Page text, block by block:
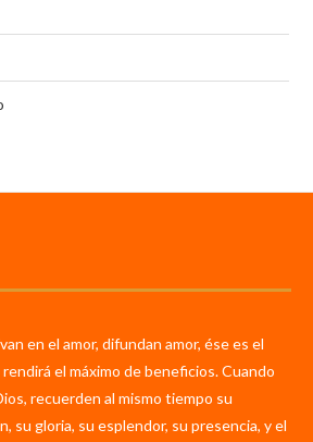
en el amor, difundan amor, ése es el
el máximo de beneficios. Cuando
recuerden al mismo tiempo su
su gloria, su esplendor, su presencia, y el